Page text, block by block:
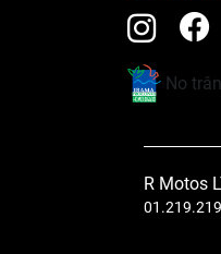
No
R Motos